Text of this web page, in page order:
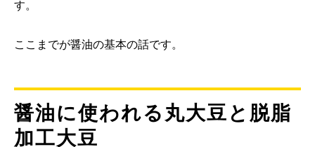
す。
ここまでが醤油の基本の話です。
醤油に使われる丸大豆と脱脂
加工大豆